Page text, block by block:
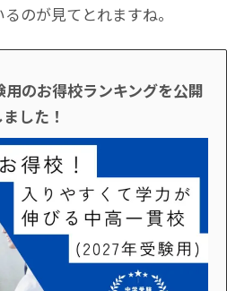
のが見てとれますね。
用のお得校ランキングを公開
ました！